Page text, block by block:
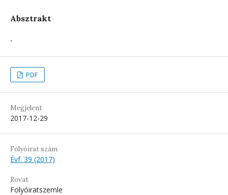
Absztrakt
-
PDF
Megjelent
2017-12-29
Folyóirat szám
Évf. 39 (2017)
Rovat
Folyóiratszemle